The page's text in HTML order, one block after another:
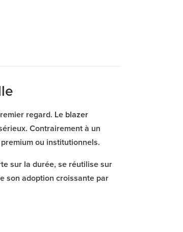
regard. Le blazer
Contrairement à un
ou institutionnels.
sur la durée, se réutilise sur
son adoption croissante par